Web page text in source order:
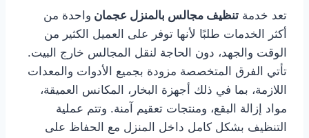
تعد خدمة تنظيف مجالس بالمنزل عجمان واحدة من
أكثر الخدمات طلبًا لأنها توفر على العميل الكثير من
الوقت والجهد، دون الحاجة لنقل المجالس خارج البيت.
تأتي الفرق المتخصصة مزودة بجميع الأدوات والمعدات
اللازمة، بما في ذلك أجهزة البخار، المكانس العميقة،
مواد إزالة البقع، ومنتجات تعقيم آمنة. وتتم عملية
التنظيف بشكل كامل داخل المنزل مع الحفاظ على